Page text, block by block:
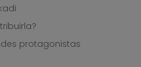
protagonistas